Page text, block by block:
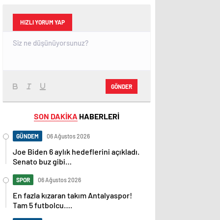
HIZLI YORUM YAP
GÖNDER
SON DAKİKA HABERLERİ
GÜNDEM 06 Ağustos 2026
Joe Biden 6 aylık hedeflerini açıkladı.
Senato buz gibi…
SPOR 06 Ağustos 2026
En fazla kızaran takım Antalyaspor!
Tam 5 futbolcu….